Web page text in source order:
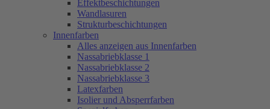
Effektbeschichtungen
Wandlasuren
Strukturbeschichtungen
Innenfarben
Alles anzeigen aus Innenfarben
Nassabriebklasse 1
Nassabriebklasse 2
Nassabriebklasse 3
Latexfarben
Isolier und Absperrfarben